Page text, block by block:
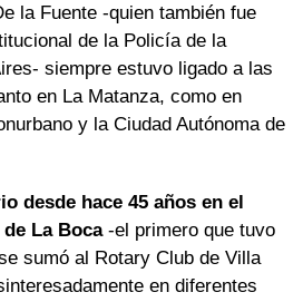
la Fuente -quien también fue
de la Policía de la
siempre estuvo ligado a las
en La Matanza, como en
y la Ciudad Autónoma de
desde hace 45 años en el
La Boca-el primero que tuvo
sumó al Rotary Club de Villa
en diferentes